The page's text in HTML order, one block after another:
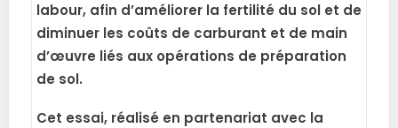
labour, afin d’améliorer la fertilité du sol et de
diminuer les coûts de carburant et de main
d’œuvre liés aux opérations de préparation
de sol.
Cet essai, réalisé en partenariat avec la